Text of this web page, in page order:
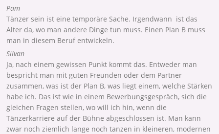
Pam
Tänzer sein ist eine temporäre Sache. Irgendwann ist das
Alter da, wo man andere Dinge tun muss. Einen Plan B muss
man in diesem Beruf entwickeln.
Silvan
Ja, nach einem gewissen Punkt kommt das. Entweder man
bespricht man mit guten Freunden oder dem Partner
zusammen, was ist der Plan B, was liegt einem, welche Stärken
habe ich. Das ist wie in einem Bewerbungsgespräch, sich die
gleichen Fragen stellen, wo will ich hin, wenn die
Tänzerkarriere auf der Bühne abgeschlossen ist. Man kann
zwar noch ziemlich lange noch tanzen in kleineren, modernen